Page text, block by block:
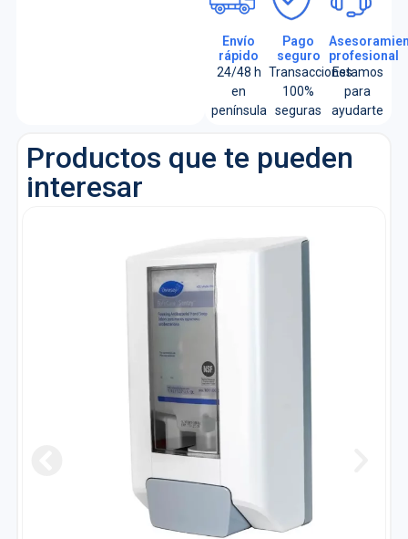
Envío
rápido
24/48 h
en
península
Pago
seguro
Transacciones
100%
seguras
profesional
Estamos
para
ayudarte
Productos que te pueden
interesar